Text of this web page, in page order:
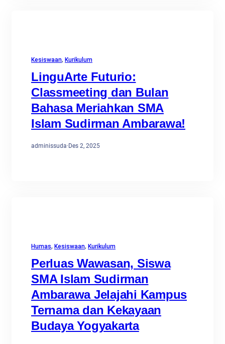
Kesiswaan, Kurikulum
LinguArte Futurio:
Classmeeting dan Bulan
Bahasa Meriahkan SMA
Islam Sudirman Ambarawa!
adminissuda· Des 2, 2025
Humas, Kesiswaan, Kurikulum
Perluas Wawasan, Siswa
SMA Islam Sudirman
Ambarawa Jelajahi Kampus
Ternama dan Kekayaan
Budaya Yogyakarta